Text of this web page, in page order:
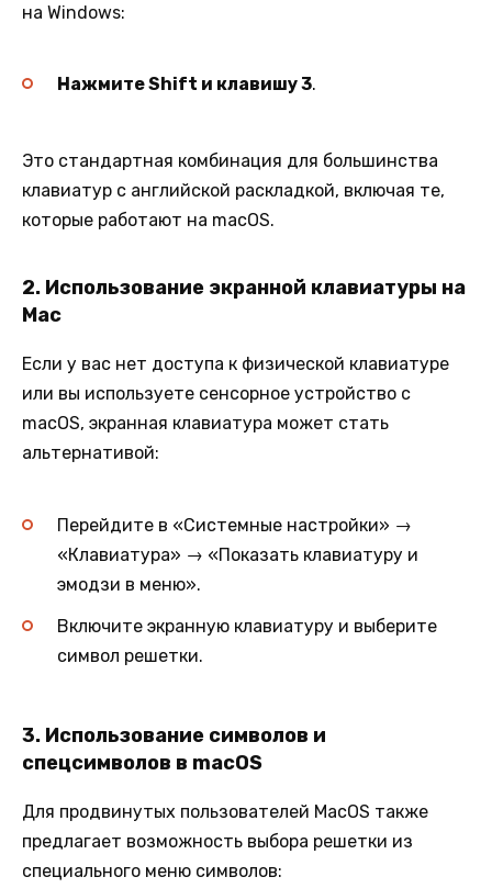
на Windows:
Нажмите Shift и клавишу 3.
Это стандартная комбинация для большинства
клавиатур с английской раскладкой, включая те,
которые работают на macOS.
2. Использование экранной клавиатуры на
Mac
Если у вас нет доступа к физической клавиатуре
или вы используете сенсорное устройство с
macOS, экранная клавиатура может стать
альтернативой:
Перейдите в «Системные настройки» →
«Клавиатура» → «Показать клавиатуру и
эмодзи в меню».
Включите экранную клавиатуру и выберите
символ решетки.
3. Использование символов и
спецсимволов в macOS
Для продвинутых пользователей MacOS также
предлагает возможность выбора решетки из
специального меню символов: